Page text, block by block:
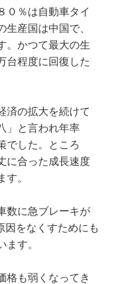
０％は自動車タイ
産国は中国で、
。かつて最大の生
台程度に回復した
済の拡大を続けて
」と言われ年率
でした。ところ
に合った成長速度
。
数に急ブレーキが
因をなくすためにも
す。
格も弱くなってき